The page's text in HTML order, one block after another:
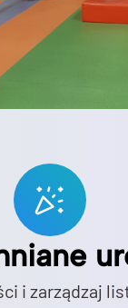
i zarządzaj